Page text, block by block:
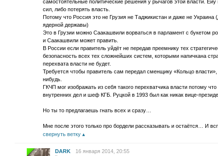
самостоятельные политические решения у рычагов этой власти.
сил, либо потерять власть.
Потому что Россия это не Грузия не Таджикистан и даже не Украина
ядерной державы)
Это в Грузии можно Саакашвили ворваться в парламент с букетом
и Саакашвили может править.
В России если правитель уйдёт не передав преемнику тех
безопасность всех тех сложнейших систем, которыми напичкана
перехвата власти не будет.
Требуется чтобы правитель сам передал сменщику «Кольцо
нибудь.
ГКЧП мог изображать из себя такого перехватчика власти потому
внутренних дел и шеф КГБ. Руцкой в 1993 был как никак вице-
Но ты то предлагаешь гнать всех и сразу…
Мне после этого только про бордели рассказывать и остаётся… И
свернуть ветку
DARK
16 января 2014, 20:55